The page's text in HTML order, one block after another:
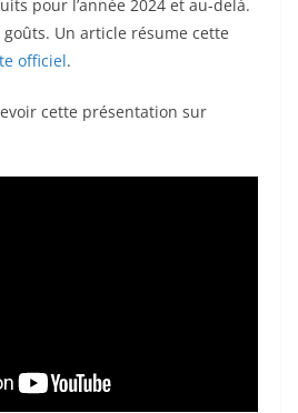
pour l’année 2024 et au-delà.
Un article résume cette
officiel.
cette présentation sur